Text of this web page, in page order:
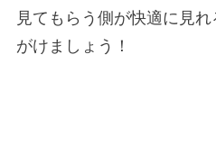
見てもらう側が快適に見
がけましょう！